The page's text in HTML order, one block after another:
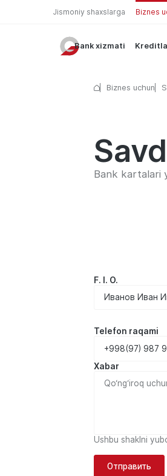
Jismoniy shaxslarga Biznes
Bank xizmati
Biznes uchun
Bank kartalari
F. I. O.
Telefon raqami
Xabar
Ushbu shaklni
Отправить